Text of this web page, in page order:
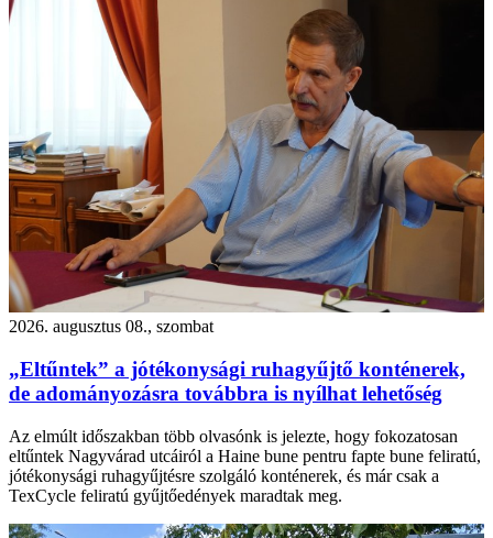
2026. augusztus 08., szombat
„Eltűntek” a jótékonysági ruhagyűjtő konténerek,
de adományozásra továbbra is nyílhat lehetőség
Az elmúlt időszakban több olvasónk is jelezte, hogy fokozatosan
eltűntek Nagyvárad utcáiról a Haine bune pentru fapte bune feliratú,
jótékonysági ruhagyűjtésre szolgáló konténerek, és már csak a
TexCycle feliratú gyűjtőedények maradtak meg.